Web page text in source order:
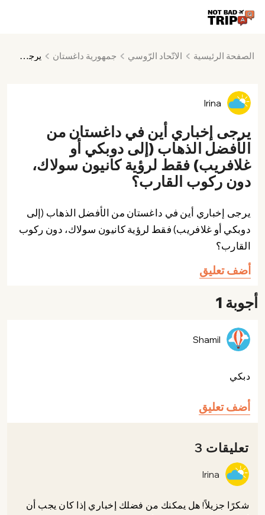
الصفحة الرئيسية الاتّحاد الرّوسي جمهورية داغستان يرجى إخباري أين في داغستان من الأفضل الذهاب (إلى دوبكي أو غلافريب) فقط لرؤية كانيون سولاك، دون ركوب القارب؟
Irina
يرجى إخباري أين في داغستان من
الأفضل الذهاب (إلى دوبكي أو
غلافريب) فقط لرؤية كانيون سولاك،
دون ركوب القارب؟
يرجى إخباري أين في داغستان من الأفضل الذهاب (إلى
دوبكي أو غلافريب) فقط لرؤية كانيون سولاك، دون ركوب
القارب؟
أضف تعليق
أجوبة 1
Shamil
دبكي
أضف تعليق
تعليقات 3
Irina
شكرًا جزيلاً! هل يمكنك من فضلك إخباري إذا كان يجب أن